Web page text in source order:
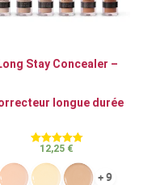
Stay Concealer –
longue durée
Note
4.82
sur 5
12,25 €
+ 9